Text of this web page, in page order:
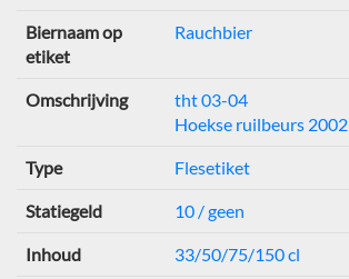
Biernaam op
etiket
Rauchbier
Omschrijving
tht 03-04
Hoekse ruilbeurs 2002
Type Flesetiket
Statiegeld 10 / geen
Inhoud 33/50/75/150 cl